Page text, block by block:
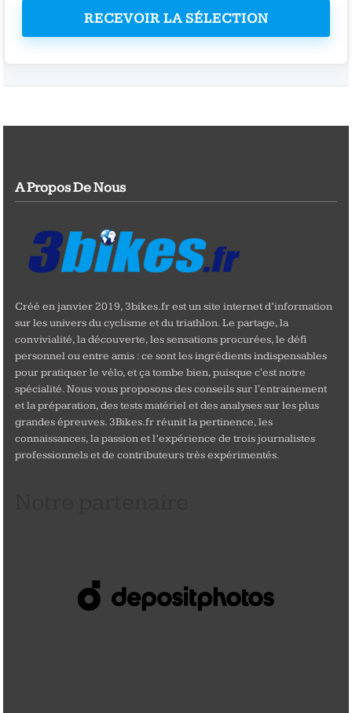
RECEVOIR LA SÉLECTION
A Propos De Nous
Créé en janvier 2019, 3bikes.fr est un site internet d’information
sur les univers du cyclisme et du triathlon. Le partage, la
convivialité, la découverte, les sensations procurées, le défi
personnel ou entre amis : ce sont les ingrédients indispensables
pour pratiquer le vélo, et ça tombe bien, puisque c'est notre
spécialité. Nous vous proposons des conseils sur l'entrainement
et la préparation, des tests matériel et des analyses sur les plus
grandes épreuves. 3Bikes.fr réunit la pertinence, les
connaissances, la passion et l’expérience de trois journalistes
professionnels et de contributeurs très expérimentés.